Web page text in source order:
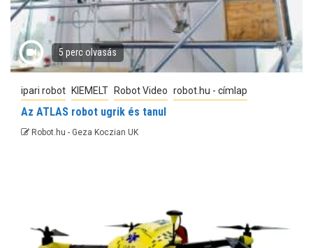
5 perc olvasás
ipari robot KIEMELT Robot Video robot.hu - címlap
Az ATLAS robot ugrik és tanul
Robot.hu - Geza Koczian UK